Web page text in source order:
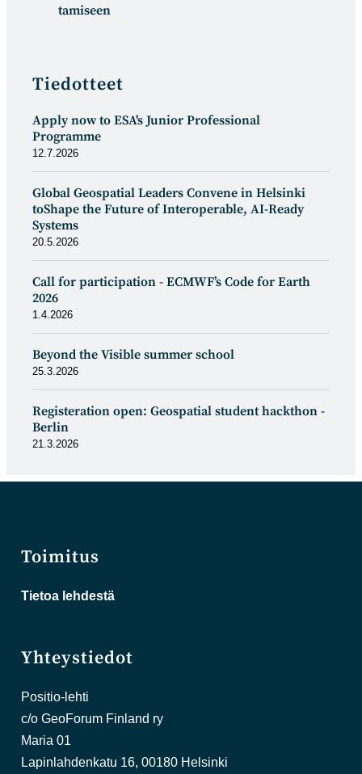
tamiseen
Tiedotteet
Apply now to ESA's Junior Professional
Programme
12.7.2026
Global Geospatial Leaders Convene in Helsinki
toShape the Future of Interoperable, AI-Ready
Systems
20.5.2026
Call for participation - ECMWF’s Code for Earth
2026
1.4.2026
Beyond the Visible summer school
25.3.2026
Registeration open: Geospatial student hackthon -
Berlin
21.3.2026
Toimitus
Tietoa lehdestä
Yhteystiedot
Positio-lehti
c/o GeoForum Finland ry
Maria 01
Lapinlahdenkatu 16, 00180 Helsinki